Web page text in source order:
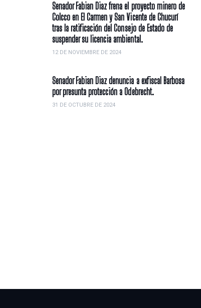
Senador Fabian Diaz frena el proyecto minero de
Colcco en El Carmen y San Vicente de Chucurí
tras la ratificación del Consejo de Estado de
suspender su licencia ambiental.
12 DE NOVIEMBRE DE 2024
Senador Fabian Diaz denuncia a exfiscal Barbosa
por presunta protección a Odebrecht.
31 DE OCTUBRE DE 2024